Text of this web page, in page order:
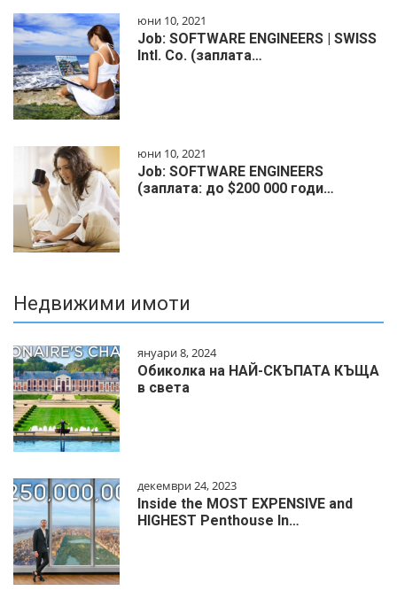
юни 10, 2021
Job: SOFTWARE ENGINEERS | SWISS
Intl. Co. (заплата…
юни 10, 2021
Job: SOFTWARE ENGINEERS
(заплата: до $200 000 годи…
Недвижими имоти
януари 8, 2024
Обиколка на НАЙ-СКЪПАТА КЪЩА
в света
декември 24, 2023
Inside the MOST EXPENSIVE and
HIGHEST Penthouse In…